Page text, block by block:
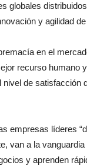
globales
y agilidad
en el
recurso humano
de satisfacción
empresas líderes
van a la
y aprenden